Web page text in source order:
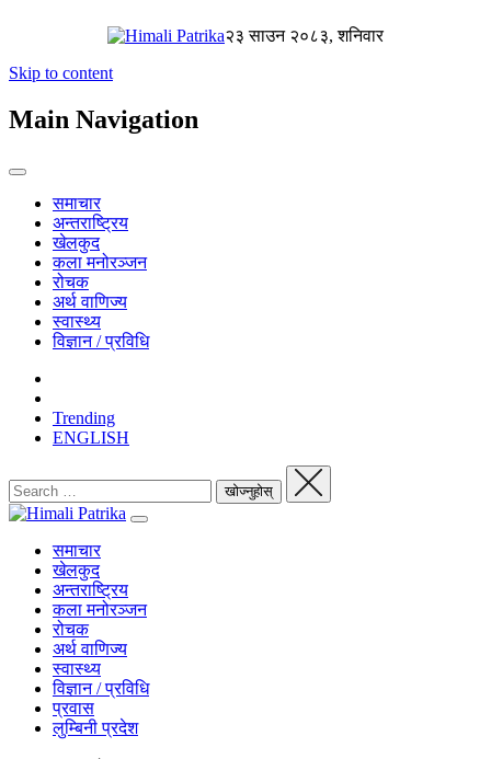
२३ साउन २०८३, शनिवार
Skip to content
Main Navigation
समाचार
अन्तराष्ट्रिय
खेलकुद
कला मनोरञ्जन
रोचक
अर्थ वाणिज्य
स्वास्थ्य
विज्ञान / प्रविधि
Trending
ENGLISH
समाचार
खेलकुद
अन्तराष्ट्रिय
कला मनोरञ्जन
रोचक
अर्थ वाणिज्य
स्वास्थ्य
विज्ञान / प्रविधि
प्रवास
लुम्बिनी प्रदेश